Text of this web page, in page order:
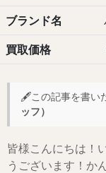
ブランド名
買取価格
🖋️この記事を書い
ッフ）
皆様こんにちは！
うございます！か